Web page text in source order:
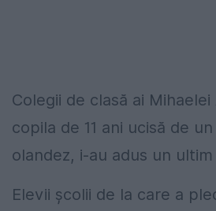
Colegii de clasă ai Mihaelei
copila de 11 ani ucisă de
olandez, i-au adus un ultim
Elevii școlii de la care a